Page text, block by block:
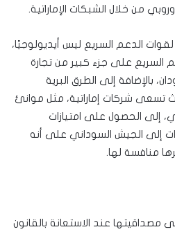
من خلال الشبكات الإماراتية.
لقوات الدعم السريع ليس أيديولوجيًا،
السريع على جزء كبير من تجارة
بالإضافة إلى الطرق البرية
تسعى شركات إماراتية، مثل موانئ
إلى الحصول على امتيازات
إلى الجيش السوداني على أنه
منافسة لها.
مصداقيتها عند الاستعانة بالقانون